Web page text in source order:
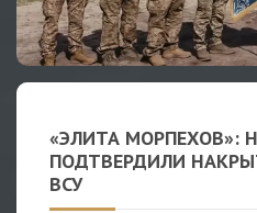
«ЭЛИТА МОРПЕХОВ»:
ПОДТВЕРДИЛИ
ВСУ